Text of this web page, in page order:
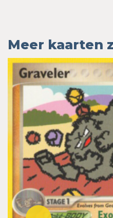
Meer kaarten